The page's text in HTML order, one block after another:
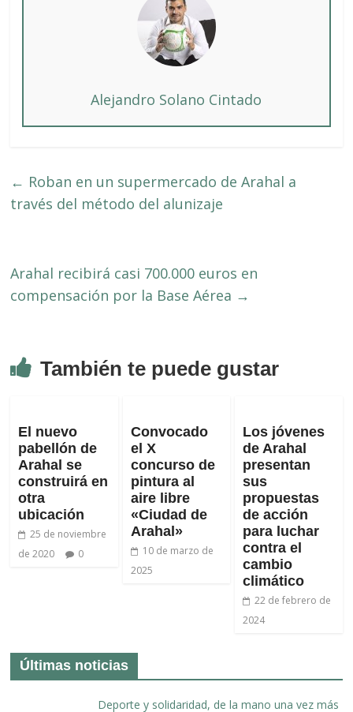
Alejandro Solano Cintado
← Roban en un supermercado de Arahal a
través del método del alunizaje
Arahal recibirá casi 700.000 euros en
compensación por la Base Aérea →
También te puede gustar
El nuevo
pabellón de
Arahal se
construirá en
otra
ubicación
25 de noviembre
de 2020
0
Convocado
el X
concurso de
pintura al
aire libre
«Ciudad de
Arahal»
10 de marzo de
2025
Los jóvenes
de Arahal
presentan
sus
propuestas
de acción
para luchar
contra el
cambio
climático
22 de febrero de
2024
Últimas noticias
Deporte y solidaridad, de la mano una vez más